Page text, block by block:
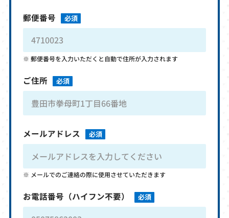
郵便番号 必須
郵便番号を入力いただくと自動で住所が入力されます
ご住所 必須
メールアドレス 必須
メールでのご連絡の際に使用させていただきます
お電話番号 （ハイフン不要） 必須